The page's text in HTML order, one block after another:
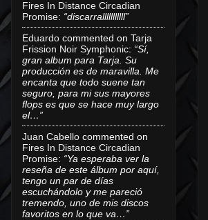
Fires In Distance Circadian
Promise: “discarralllllllllll”
Eduardo commented on Tarja
Frission Noir Symphonic: “Sí,
gran album para Tarja. Su
producción es de maravilla. Me
encanta que todo suene tan
seguro, para mi sus mayores
flops es que se hace muy largo
el…”
Juan Cabello commented on
Fires In Distance Circadian
Promise: “Ya esperaba ver la
reseña de este álbum por aquí,
tengo un par de días
escuchándolo y me pareció
tremendo, uno de mis discos
favoritos en lo que va…”